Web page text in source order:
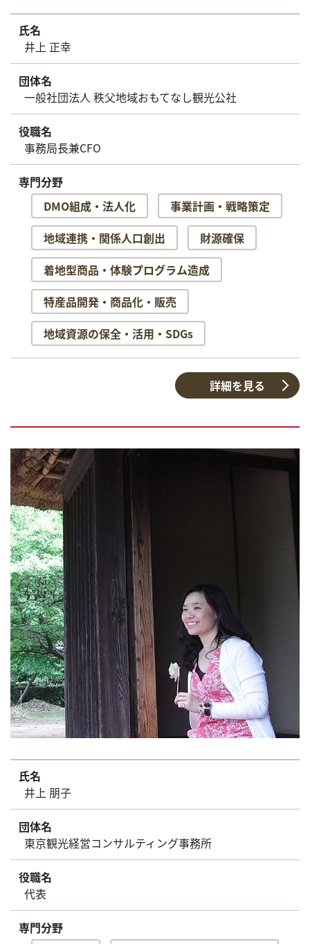
氏名
井上 正幸
団体名
一般社団法人 秩父地域おもてなし観光公社
役職名
事務局長兼CFO
専門分野
DMO組成・法人化
事業計画・戦略策定
地域連携・関係人口創出
財源確保
着地型商品・体験プログラム造成
特産品開発・商品化・販売
地域資源の保全・活用・SDGs
詳細を見る
氏名
井上 朋子
団体名
東京観光経営コンサルティング事務所
役職名
代表
専門分野